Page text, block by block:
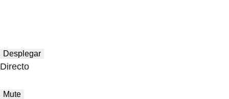
Desplegar
Directo
Mute